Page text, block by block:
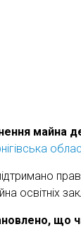
майна
освітніх
що